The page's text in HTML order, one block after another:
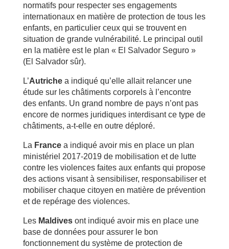
normatifs pour respecter ses engagements
internationaux en matière de protection de tous les
enfants, en particulier ceux qui se trouvent en
situation de grande vulnérabilité. Le principal outil
en la matière est le plan « El Salvador Seguro »
(El Salvador sûr).
L’Autrichea indiqué qu’elle allait relancer une
étude sur les châtiments corporels à l’encontre
des enfants. Un grand nombre de pays n’ont pas
encore de normes juridiques interdisant ce type de
châtiments, a-t-elle en outre déploré.
La Francea indiqué avoir mis en place un plan
ministériel 2017-2019 de mobilisation et de lutte
contre les violences faites aux enfants qui propose
des actions visant à sensibiliser, responsabiliser et
mobiliser chaque citoyen en matière de prévention
et de repérage des violences.
Les Maldivesont indiqué avoir mis en place une
base de données pour assurer le bon
fonctionnement du système de protection de